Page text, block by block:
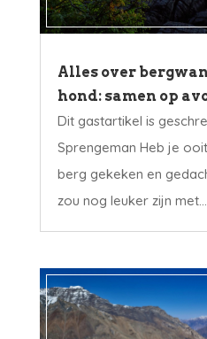
Alles over
hond: samen op
Dit gastartikel is
Sprengeman Heb je
berg gekeken en
zou nog leuker zijn met...